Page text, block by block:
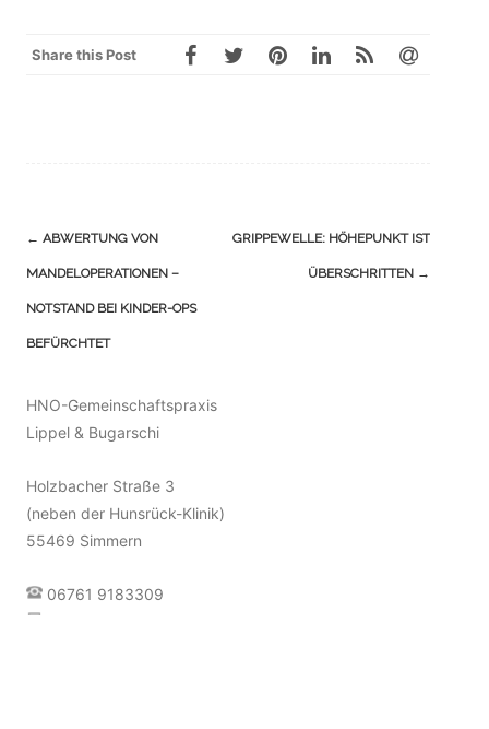
Share this Post
Navigation
(Beiträge)
← ABWERTUNG VON
MANDELOPERATIONEN –
NOTSTAND BEI KINDER-OPS
BEFÜRCHTET
GRIPPEWELLE: HÖHEPUNKT IST
ÜBERSCHRITTEN →
HNO-Gemeinschaftspraxis
Lippel & Bugarschi
Holzbacher Straße 3
(neben der Hunsrück-Klinik)
55469 Simmern
06761 9183309